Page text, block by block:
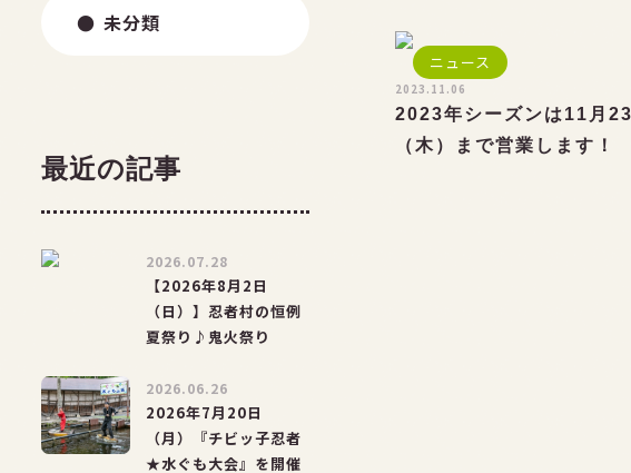
ニュース
2023.11.06
2023年シーズンは11月23
（木）まで営業します！
未分類
最近の記事
2026.07.28
【2026年8月2日
（日）】忍者村の恒例
夏祭り♪鬼火祭り
2026.06.26
2026年7月20日
（月）『チビッ子忍者
★水ぐも大会』を開催